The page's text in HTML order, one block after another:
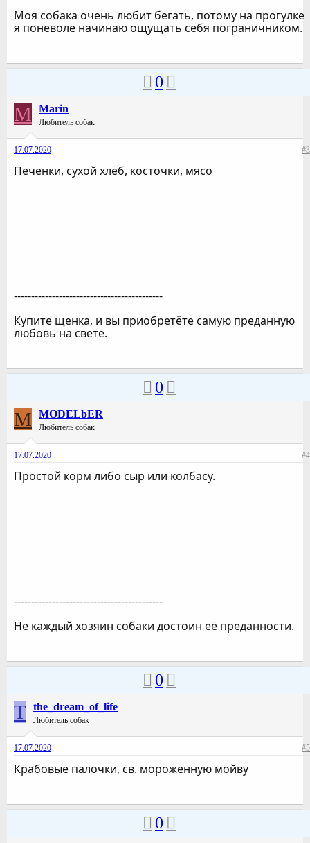
Моя собака очень любит бегать, потому на прогулке
я поневоле начинаю ощущать себя пограничником.
0
M Marin
Любитель собак
17.07.2020 #3
Печенки, сухой хлеб, косточки, мясо
-------------------------------------------
Купите щенка, и вы приобретёте самую преданную
любовь на свете.
0
M MODELbER
Любитель собак
17.07.2020 #4
Простой корм либо сыр или колбасу.
-------------------------------------------
Не каждый хозяин собаки достоин её преданности.
0
T the_dream_of_life
Любитель собак
17.07.2020 #5
Крабовые палочки, св. мороженную мойву
0